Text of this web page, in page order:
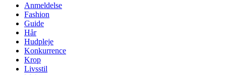
Anmeldelse
Fashion
Guide
Hår
Hudpleje
Konkurrence
Krop
Livsstil